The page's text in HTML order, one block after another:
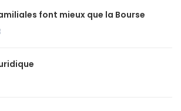
font mieux que la Bourse